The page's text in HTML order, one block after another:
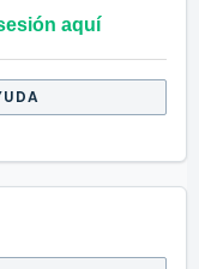
aquí